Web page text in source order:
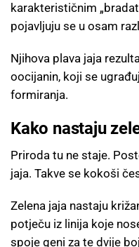
karakterističnim
pojavljuju se u osam
Njihova plava jaja
oocijanin, koji se
formiranja.
Kako nastaju
Priroda tu ne staje.
jaja. Takve se kokoši
Zelena jaja nastaju
potječu iz linija koje
spoje geni za te dvije